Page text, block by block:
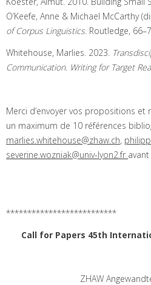
O’Keefe, Anne & Michael McCarthy
of Corpus Linguistics. Routledge,
Whitehouse, Marlies. 2023.
Communication. Writing for Target
Merci d’envoyer vos propositions et
un maximum de 10 références
marlies.whitehouse@zhaw.ch,
severine.wozniak@univ-lyon2.fr avant
**************************
Call for Papers 45th
ZHAW